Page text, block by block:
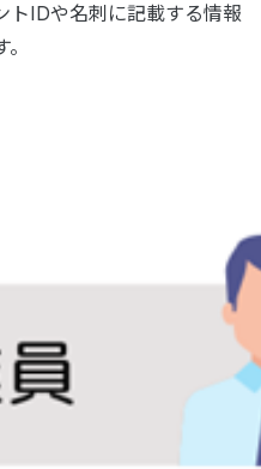
トIDや名刺に記載する情報